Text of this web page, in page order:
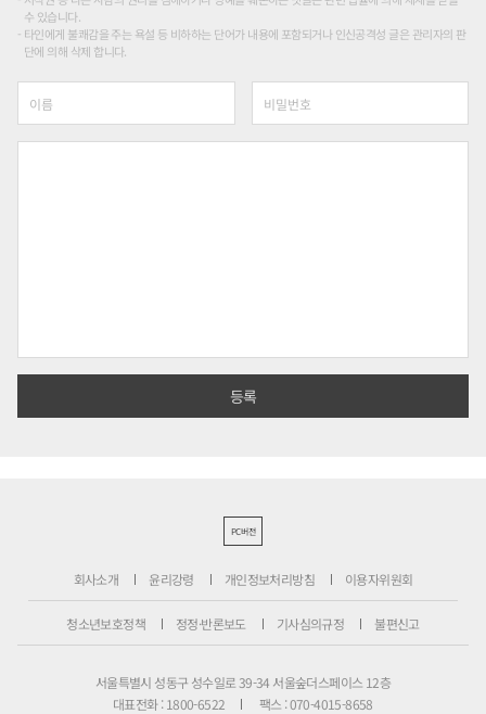
수 있습니다.
타인에게 불쾌감을 주는 욕설 등 비하하는 단어가 내용에 포함되거나 인신공격성 글은 관리자의 판
단에 의해 삭제 합니다.
PC버전
회사소개 윤리강령 개인정보처리방침 이용자위원회
청소년보호정책 정정·반론보도 기사심의규정 불편신고
서울특별시 성동구 성수일로 39-34 서울숲더스페이스 12층
대표전화 : 1800-6522
팩스 : 070-4015-8658